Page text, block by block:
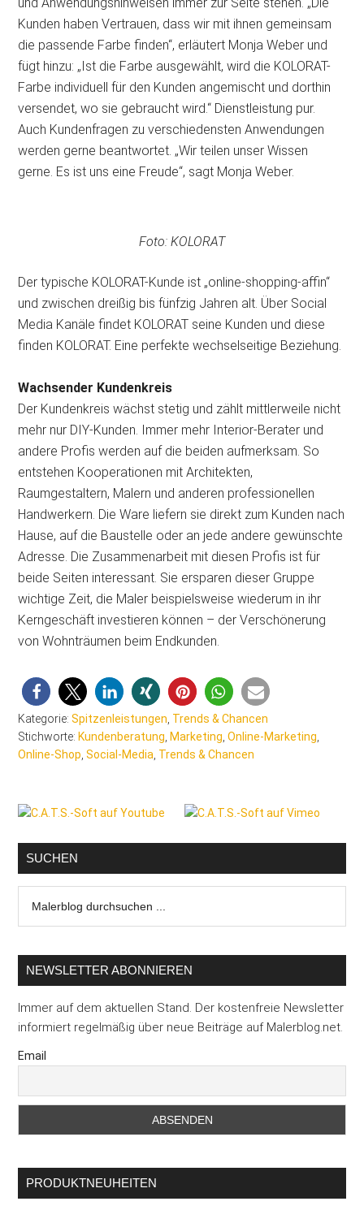
Kunden haben Vertrauen, dass wir mit ihnen gemeinsam
die passende Farbe finden“, erläutert Monja Weber und
fügt hinzu: „Ist die Farbe ausgewählt, wird die KOLORAT-
Farbe individuell für den Kunden angemischt und dorthin
versendet, wo sie gebraucht wird.“ Dienstleistung pur.
Auch Kundenfragen zu verschiedensten Anwendungen
werden gerne beantwortet. „Wir teilen unser Wissen
gerne. Es ist uns eine Freude“, sagt Monja Weber.
Foto: KOLORAT
Der typische KOLORAT-Kunde ist „online-shopping-affin“
und zwischen dreißig bis fünfzig Jahren alt. Über Social
Media Kanäle findet KOLORAT seine Kunden und diese
finden KOLORAT. Eine perfekte wechselseitige Beziehung.
Wachsender Kundenkreis
Der Kundenkreis wächst stetig und zählt mittlerweile nicht
mehr nur DIY-Kunden. Immer mehr Interior-Berater und
andere Profis werden auf die beiden aufmerksam. So
entstehen Kooperationen mit Architekten,
Raumgestaltern, Malern und anderen professionellen
Handwerkern. Die Ware liefern sie direkt zum Kunden nach
Hause, auf die Baustelle oder an jede andere gewünschte
Adresse. Die Zusammenarbeit mit diesen Profis ist für
beide Seiten interessant. Sie ersparen dieser Gruppe
wichtige Zeit, die Maler beispielsweise wiederum in ihr
Kerngeschäft investieren können – der Verschönerung
von Wohnträumen beim Endkunden.
Kategorie:Spitzenleistungen Trends & Chancen
Stichworte: Kundenberatung Marketing ,Online-Marketing
Online-Shop ,Social-Media Trends & Chancen
Seitenspalte
SUCHEN
durchsuchen
NEWSLETTER ABONNIEREN
Immer auf dem aktuellen Stand. Der kostenfreie Newsletter
informiert regelmäßig über neue Beiträge auf Malerblog.net.
Email
PRODUKTNEUHEITEN